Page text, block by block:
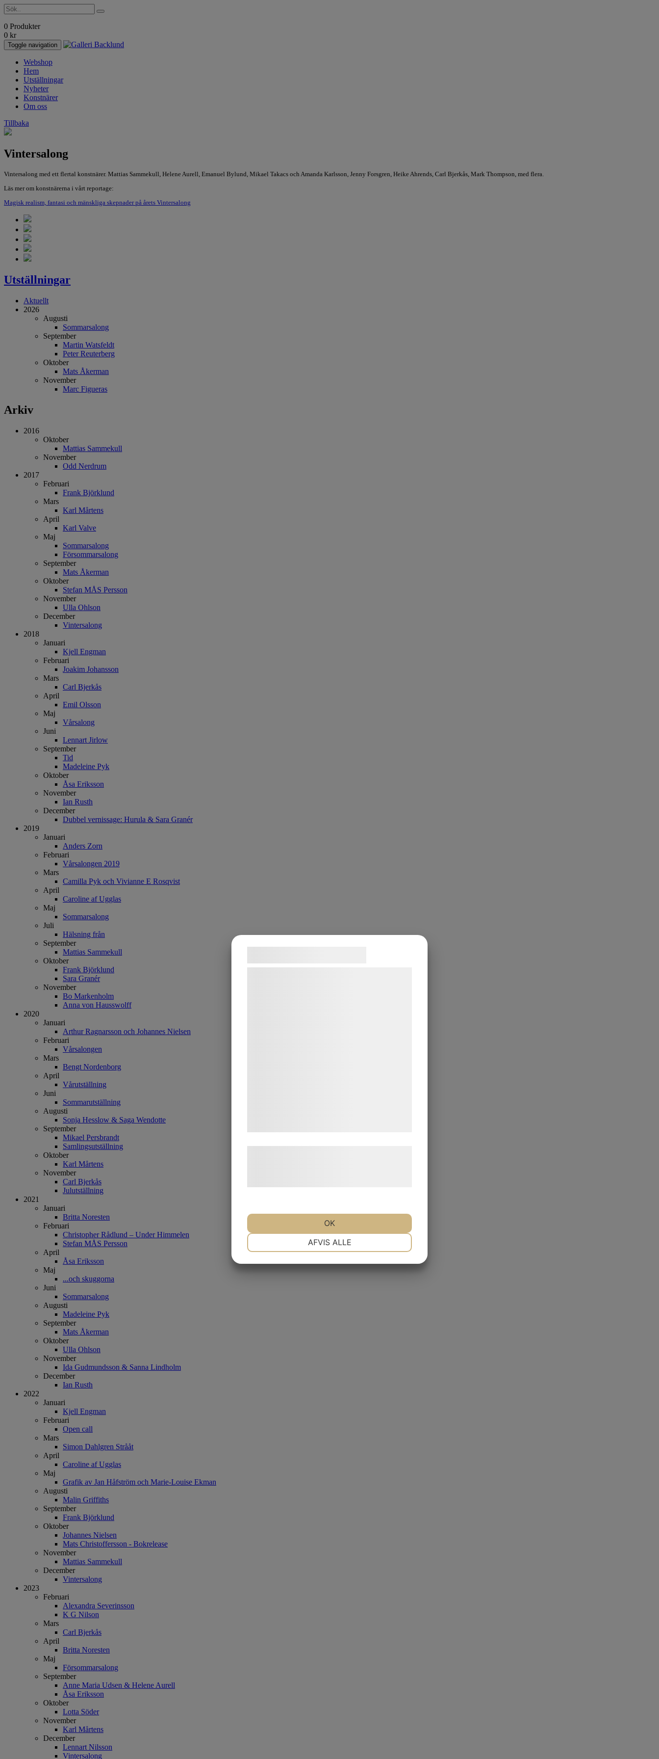
0 Produkter
0 kr
Toggle navigation
Webshop
Hem
Utställningar
Nyheter
Konstnärer
Om oss
Tillbaka
Vintersalong
Vintersalong med ett flertal konstnärer. Mattias Sammekull, Helene Aurell, Emanuel Bylund, Mikael Takacs och Amanda Karlsson, Jenny Forsgren, Heike Ahrends, Carl Bjerkås, Mark Thompson, med flera.
Läs mer om konstnärerna i vårt reportage:
Magisk realism, fantasi och mänskliga skepnader på årets Vintersalong
Utställningar
Aktuellt
2026
Augusti
Sommarsalong
September
Martin Watsfeldt
Peter Reuterberg
Oktober
Mats Åkerman
November
Marc Figueras
Arkiv
2016
Oktober
Mattias Sammekull
November
Odd Nerdrum
2017
Februari
Frank Björklund
Mars
Karl Mårtens
April
Karl Valve
Maj
Sommarsalong
Försommarsalong
September
Mats Åkerman
Oktober
Stefan MÅS Persson
November
Ulla Ohlson
December
Vintersalong
2018
Januari
Kjell Engman
Februari
Joakim Johansson
Mars
Carl Bjerkås
April
Emil Olsson
Maj
Vårsalong
Juni
Lennart Jirlow
September
Tid
Madeleine Pyk
Oktober
Åsa Eriksson
November
Ian Rusth
December
Dubbel vernissage: Hurula & Sara Granér
2019
Januari
Anders Zorn
Februari
Vårsalongen 2019
Mars
Camilla Pyk och Vivianne E Rosqvist
April
Caroline af Ugglas
Maj
Sommarsalong
Juli
Hälsning från
September
Mattias Sammekull
Oktober
Frank Björklund
Sara Granér
November
Bo Markenholm
Anna von Hausswolff
2020
Januari
Arthur Ragnarsson och Johannes Nielsen
Februari
Vårsalongen
Mars
Bengt Nordenborg
April
Vårutställning
Juni
Sommarutställning
Augusti
Sonja Hesslow & Saga Wendotte
September
Mikael Persbrandt
Samlingsutställning
Oktober
Karl Mårtens
November
Carl Bjerkås
Julutställning
2021
Januari
Britta Noresten
Februari
Christopher Rådlund – Under Himmelen
Stefan MÅS Persson
April
Åsa Eriksson
Maj
...och skuggorna
Juni
Sommarsalong
Augusti
Madeleine Pyk
September
Mats Åkerman
Oktober
Ulla Ohlson
November
Ida Gudmundsson & Sanna Lindholm
December
Ian Rusth
2022
Januari
Kjell Engman
Februari
Open call
Mars
Simon Dahlgren Strååt
April
Caroline af Ugglas
Maj
Grafik av Jan Håfström och Marie-Louise Ekman
Augusti
Malin Griffiths
September
Frank Björklund
Oktober
Johannes Nielsen
Mats Christoffersson - Bokrelease
November
Mattias Sammekull
December
Vintersalong
2023
Februari
Alexandra Severinsson
K G Nilson
Mars
Carl Bjerkås
April
Britta Noresten
Maj
Försommarsalong
September
Anne Maria Udsen & Helene Aurell
Åsa Eriksson
Oktober
Lotta Söder
November
Karl Mårtens
December
Lennart Nilsson
Vintersalong
AFVIS ALLE
OK